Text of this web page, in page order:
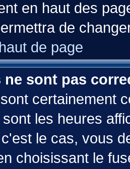
en haut des
de
de page
ne sont pas
certainement
les heures
le cas, vous
choisissant le